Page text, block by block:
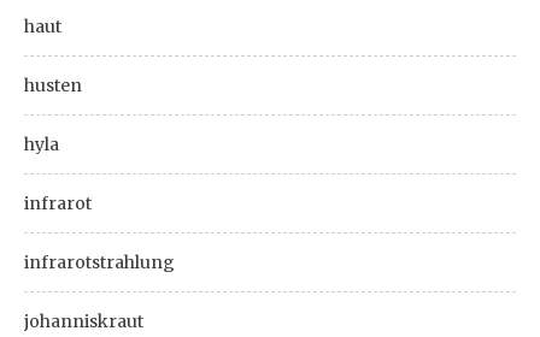
haut
husten
hyla
infrarot
infrarotstrahlung
johanniskraut